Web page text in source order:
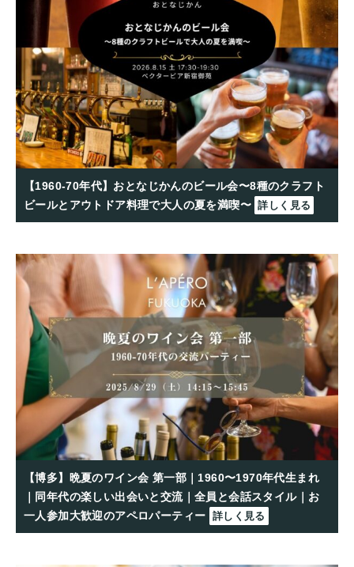
【1960-70年代】おとなじかんのビール会〜8種のクラフト
ビールとアウトドア料理で大人の夏を満喫〜 詳しく見る
【博多】晩夏のワイン会 第一部｜1960〜1970年代生まれ
｜同年代の楽しい出会いと交流｜全員と会話スタイル｜お
一人参加大歓迎のアペロパーティー 詳しく見る